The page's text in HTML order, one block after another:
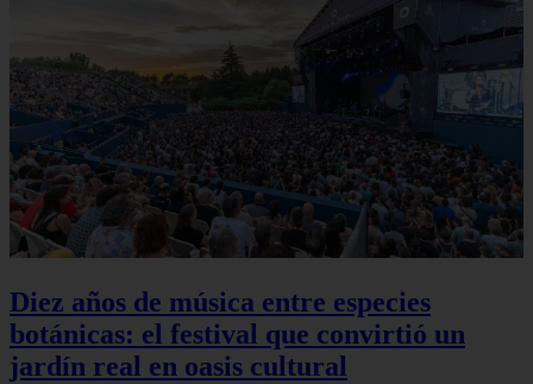
Diez años de música entre especies
botánicas: el festival que convirtió un
jardín real en oasis cultural